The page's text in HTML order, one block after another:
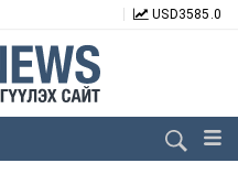
USD3585.0